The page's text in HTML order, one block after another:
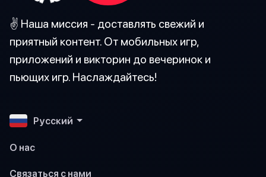
✌️ Наша миссия - доставлять свежий и
приятный контент. От мобильных игр,
приложений и викторин до вечеринок и
пьющих игр. Наслаждайтесь!
Pусский
О нас
Связаться с нами